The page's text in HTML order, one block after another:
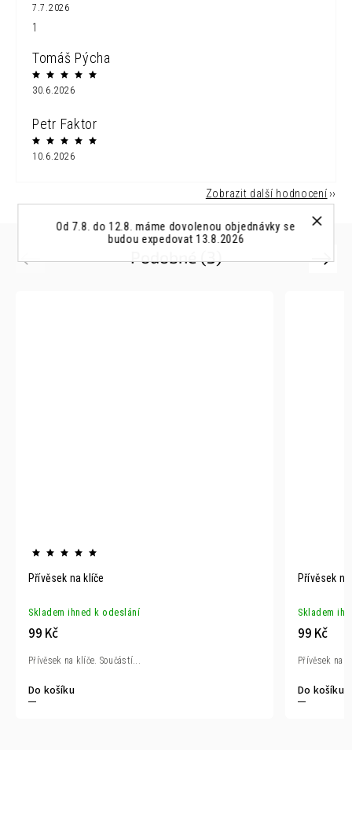
Od 7.8. do 12.8. máme dovolenou objednávky se
budou expedovat 13.8.2026
7.7.2026
1
Tomáš Pýcha
30.6.2026
Petr Faktor
10.6.2026
Zobrazit další hodnocení
Podobné (3)
Přívěsek na klíče
Skladem ihned k odeslání
99 Kč
Do košíku
Přívěsek na klíče. Součástí...
Přívěsek
Skladem
99 Kč
Do košíku
Přívěsek na